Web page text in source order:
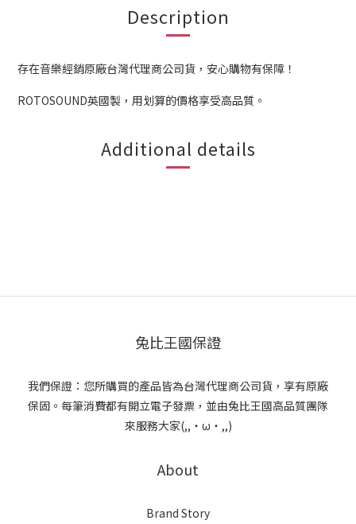
Description
存在音樂經銷原廠台灣代理商公司貨，安心購物有保障！
ROTOSOUND英國製，用划算的價格享受高品質。
Additional details
兔比王國保證
我們保證：您所購買的產品皆為台灣代理商公司貨，享有原廠
保固。每筆消費都有開立電子發票，並由兔比王國高品質團隊
來服務大家(,,・ω・,,)
About
Brand Story